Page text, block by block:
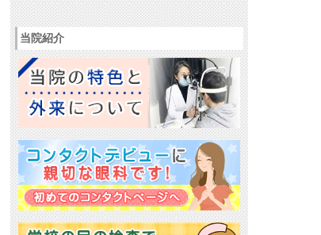
当院紹介